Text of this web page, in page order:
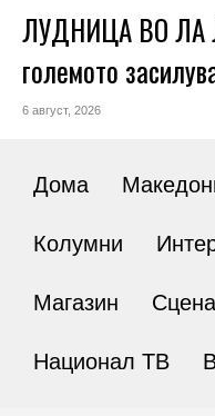
ЛУДНИЦА ВО ЛА
големото
6 август, 2026
Дома
Колумни
Магазин Сцена
Национал ТВ